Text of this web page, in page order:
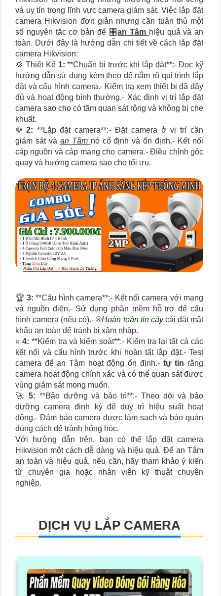
và uy tín trong lĩnh vực camera giám sát. Việc lắp đặt
camera Hikvision đơn giản nhưng cần tuân thủ một
số nguyên tắc cơ bản để 🎛an Tâm hiệu quả và an
toàn. Dưới đây là hướng dẫn chi tiết về cách lắp đặt
camera Hikvision:
💢 Thiết Kế 1: **Chuẩn bị trước khi lắp đặt**:- Đọc kỹ
hướng dẫn sử dụng kèm theo để nắm rõ qui trình lắp
đặt và cấu hình camera.- Kiểm tra xem thiết bị đã đầy
đủ và hoạt động bình thường.- Xác định vị trí lắp đặt
camera sao cho có tầm quan sát rộng và không bị che
khuất.
☫ 2: **Lắp đặt camera**:- Đặt camera ở vị trí cần
giám sát và an Tâm nó cố định và ổn định.- Kết nối
cáp nguồn và cáp mạng cho camera.- Điều chỉnh góc
quay và hướng camera sao cho tối ưu.
️🏆3: **Cấu hình camera**:- Kết nối camera với mạng
và nguồn điện.- Sử dụng phần mềm hỗ trợ để cấu
hình camera (nếu có).- ®️Hoàn toàn tin cậycài đặt mật
khẩu an toàn để tránh bị xâm nhập.
« 4: **Kiểm tra và kiểm soát**:- Kiểm tra lại tất cả các
kết nối và cấu hình trước khi hoàn tất lắp đặt.- Test
camera để an Tâm hoạt động ổn định.- tự tin rằng
camera hoạt động chính xác và có thể quan sát được
vùng giám sát mong muốn.
🚀5: **Bảo dưỡng và bảo trì**:- Theo dõi và bảo
dưỡng camera định kỳ để duy trì hiệu suất hoạt
động.- Đảm bảo camera được làm sạch và bảo quản
đúng cách để tránh hỏng hóc.
Với hướng dẫn trên, bạn có thể lắp đặt camera
Hikvision một cách dễ dàng và hiệu quả. Để an Tâm
an toàn và hiệu quả, nếu cần, hãy tham khảo ý kiến
từ chuyên gia hoặc nhân viên kỹ thuật chuyên
nghiệp.
DỊCH VỤ LẮP CAMERA